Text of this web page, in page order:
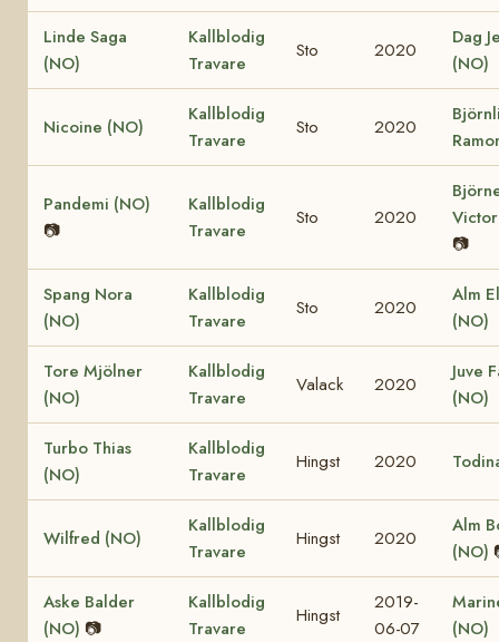
Linde Saga
(NO)
Kallblodig
Travare
Sto 2020
Dag
(NO)
Nicoine (NO)
Kallblodig
Travare
Sto 2020
Pandemi (NO)
📷
Kallblodig
Travare
Sto 2020
📷
Spang Nora
(NO)
Kallblodig
Travare
Sto 2020
Alm
(NO)
Tore Mjölner
(NO)
Kallblodig
Travare
Valack 2020
Juve
(NO)
Turbo Thias
(NO)
Kallblodig
Travare
Hingst 2020
Wilfred (NO)
Kallblodig
Travare
Hingst 2020
Alm
(NO)
Aske Balder
(NO) 📷
Kallblodig
Travare
Hingst
2019-
06-07
(NO)